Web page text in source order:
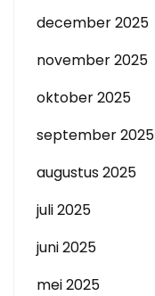
december 2025
november 2025
oktober 2025
september 2025
augustus 2025
juli 2025
juni 2025
mei 2025